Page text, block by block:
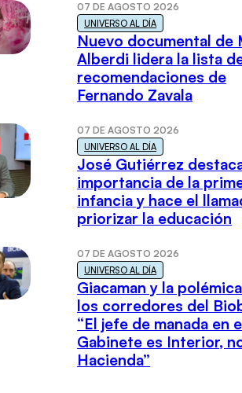
07 DE AGOSTO 2026
UNIVERSO AL DÍA
Nuevo documental de
Alberdi lidera la lista
recomendaciones de
Fernando Zavala
07 DE AGOSTO 2026
UNIVERSO AL DÍA
José Gutiérrez
importancia de la
infancia y hace el
priorizar la educación
07 DE AGOSTO 2026
UNIVERSO AL DÍA
Giacaman y la
los corredores del
“El jefe de manada en
Gabinete es Interior,
Hacienda”